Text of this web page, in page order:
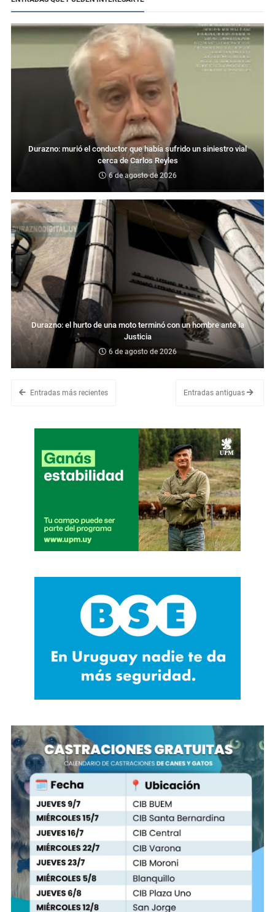
Durazno: murió el conductor que había sufrido un siniestro vial
cerca de Carlos Reyles
6 de agosto de 2026
Durazno: el hurto de una moto terminó con un hombre ante la
Justicia
6 de agosto de 2026
Entradas más recientes Entradas antiguas